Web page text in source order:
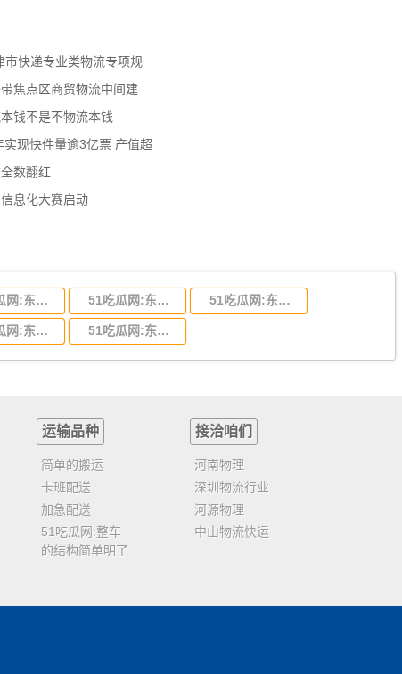
快递专业类物流专项规
焦点区商贸物流中间建
钱不是不物流本钱
现快件量逾3亿票 产值超
数翻红
息化大赛启动
51吃瓜网:东莞到陕西省物流运输,东莞到陕西省物流公司 51吃瓜网:东莞到贵州省物流运输,东莞到贵州省物流公司 51吃瓜网:东莞到四川省物流专线,东莞到四川省物流公司
51吃瓜网:东莞到福建省物流运输,东莞到福建省物流公司 51吃瓜网:东莞到广西物流专线,东莞到广西物流公司
运输品种
简单的搬运
卡班配送
加急配送
51吃瓜网:整车
的结构简单明了
接洽咱们
河南物理
深圳物流行业
河源物理
中山物流快运